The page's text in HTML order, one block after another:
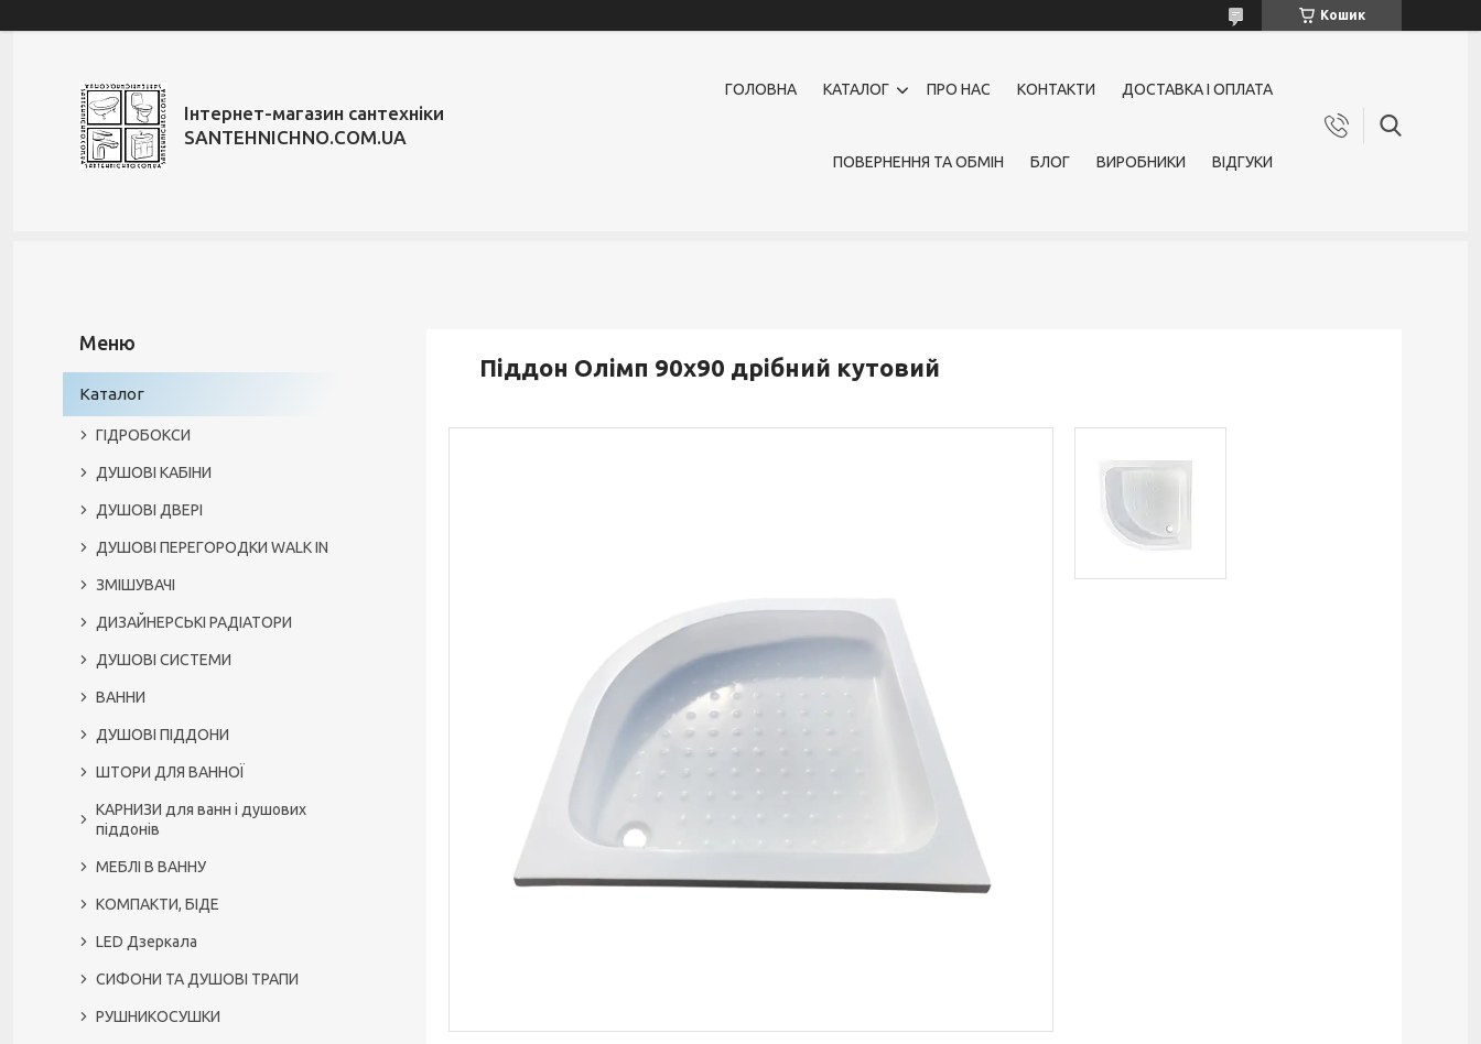
Кошик
Інтернет-магазин сантехніки
SANTEHNICHNO.COM.UA
ГОЛОВНА КАТАЛОГ ПРО НАС КОНТАКТИ ДОСТАВКА І ОПЛАТА
ПОВЕРНЕННЯ ТА ОБМІН БЛОГ ВИРОБНИКИ ВІДГУКИ
Піддон Олімп 90х90 дрібний кутовий
Каталог
ГІДРОБОКСИ
ДУШОВІ КАБІНИ
ДУШОВІ ДВЕРІ
ДУШОВІ ПЕРЕГОРОДКИ WALK IN
ЗМІШУВАЧІ
ДИЗАЙНЕРСЬКІ РАДІАТОРИ
ДУШОВІ СИСТЕМИ
ВАННИ
ДУШОВІ ПІДДОНИ
ШТОРИ ДЛЯ ВАННОЇ
КАРНИЗИ для ванн і душових
піддонів
МЕБЛІ В ВАННУ
КОМПАКТИ, БІДЕ
LED Дзеркала
СИФОНИ ТА ДУШОВІ ТРАПИ
РУШНИКОСУШКИ